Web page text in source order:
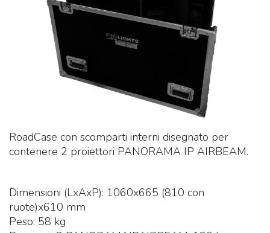
RoadCase con scomparti interni disegnato per
contenere 2 proiettori PANORAMA IP AIRBEAM.
Dimensioni (LxAxP): 1060x665 (810 con
ruote)x610 mm
Peso: 58 kg